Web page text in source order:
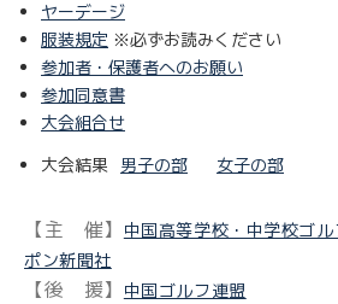
ヤーデージ
服装規定 ※必ずお読みください
参加者・保護者へのお願い
参加同意書
大会組合せ
大会結果
男子の部 女子の部
【主 催】 中国高等学校・中学校ゴル
ポン新聞社
【後 援】 中国ゴルフ連盟